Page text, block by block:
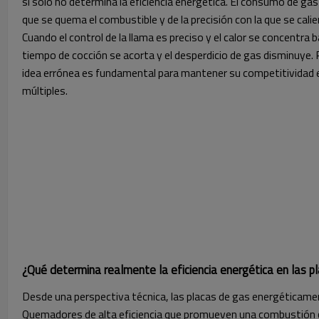
que se quema el combustible y de la precisión con la que se
Cuando el control de la llama es preciso y el calor se concentra
tiempo de cocción se acorta y el desperdicio de gas
idea errónea es fundamental para mantener su competitividad
múltiples.
¿Qué determina realmente la eficiencia energética en las
Desde una perspectiva técnica, las placas de gas
Quemadores de alta eficiencia que promueven una